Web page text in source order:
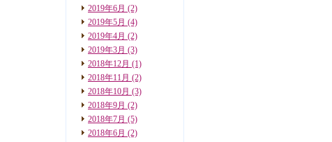
2019年6月 (2)
2019年5月 (4)
2019年4月 (2)
2019年3月 (3)
2018年12月 (1)
2018年11月 (2)
2018年10月 (3)
2018年9月 (2)
2018年7月 (5)
2018年6月 (2)